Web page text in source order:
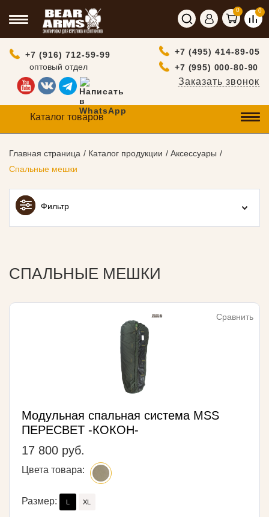
0 0
+7 (916) 712-59-99
оптовый отдел
+7 (495) 414-89-05
+7 (995) 000-80-90
Заказать звонок
Каталог товаров
Главная страница Каталог продукции
Аксессуары
Спальные мешки
Фильтр
СПАЛЬНЫЕ МЕШКИ
Сравнить
Модульная спальная система MSS
ПЕРЕСВЕТ -КОКОН-
17 800 руб.
Цвета товара:
Размер: L XL